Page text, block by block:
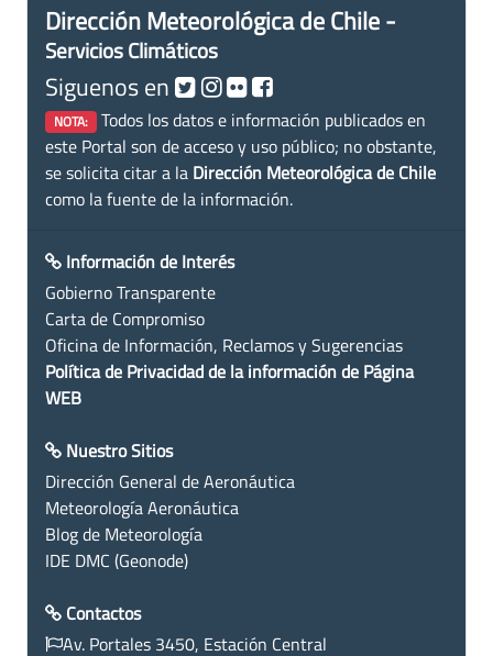
Dirección Meteorológica de Chile -
Servicios Climáticos
Siguenos en
NOTA: Todos los datos e información publicados en
este Portal son de acceso y uso público; no obstante,
se solicita citar a la Dirección Meteorológica de Chile
como la fuente de la información.
Información de Interés
Gobierno Transparente
Carta de Compromiso
Oficina de Información, Reclamos y Sugerencias
Política de Privacidad de la información de Página
WEB
Nuestro Sitios
Dirección General de Aeronáutica
Meteorología Aeronáutica
Blog de Meteorología
IDE DMC (Geonode)
Contactos
Av. Portales 3450, Estación Central